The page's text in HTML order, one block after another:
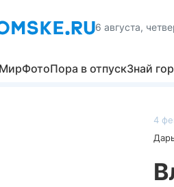
6 августа,
МирФотоПора в отпускЗнай
4